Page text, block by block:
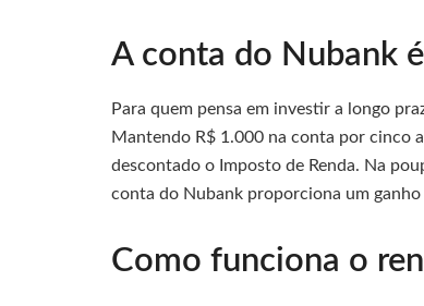
A conta do Nubank
Para quem pensa em investir a longo
Mantendo R$ 1.000 na conta por cinco
descontado o Imposto de Renda. Na
conta do Nubank proporciona um
Como funciona o